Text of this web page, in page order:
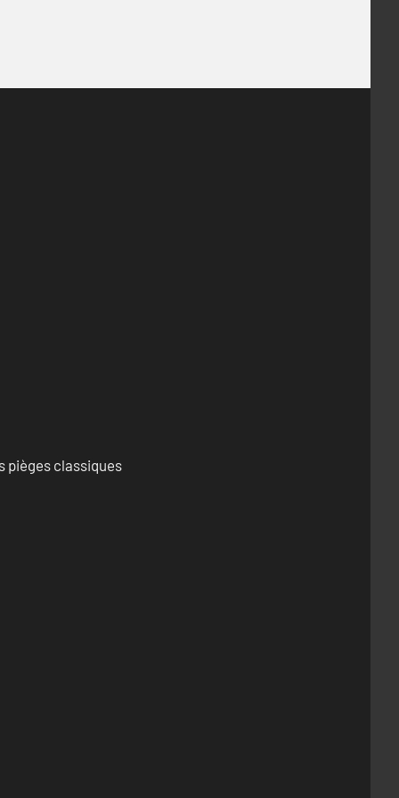
pièges classiques